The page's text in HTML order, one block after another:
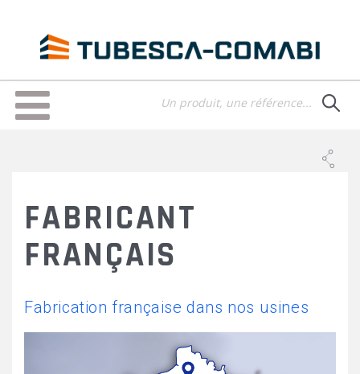
contenu
principal
Toggle
navigation
FABRICANT
FRANÇAIS
Fabrication française dans nos usines